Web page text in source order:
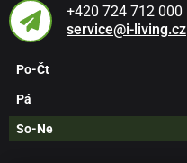
+420 724 712 000
service@i-living.cz
Po-Čt
Pá
So-Ne